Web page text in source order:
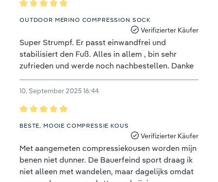
Bewertung mit 5 von 5 Sternen
OUTDOOR MERINO COMPRESSION SOCK
Verifizierter Käufer
Super Strumpf. Er passt einwandfrei und
stabilisiert den Fuß. Alles in allem , bin sehr
zufrieden und werde noch nachbestellen. Danke
10. September 2025 16:44
Bewertung mit 5 von 5 Sternen
BESTE, MOOIE COMPRESSIE KOUS
Verifizierter Käufer
Met aangemeten compressiekousen worden mijn
benen niet dunner. De Bauerfeind sport draag ik
niet alleen met wandelen, maar dagelijks omdat